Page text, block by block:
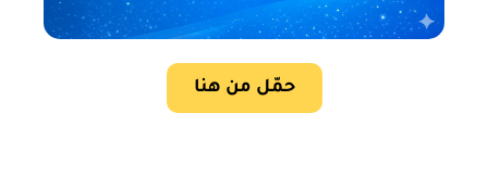
حمّل من هنا